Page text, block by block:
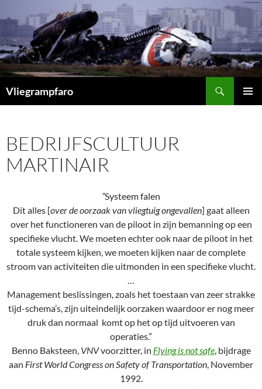
naar
inhoud
Vliegrampfaro
BEDRIJFSCULTUUR
MARTINAIR
“Systeem falen
Dit alles [over de oorzaak van vliegtuig ongevallen] gaat alleen
over het functioneren van de piloot in zijn bemanning op een
specifieke vlucht. We moeten echter ook naar de piloot in het
totale systeem kijken, we moeten kijken naar de complete
stroom van activiteiten die uitmonden in een specifieke vlucht.
…
Management beslissingen, zoals het toestaan van zeer strakke
tijd-schema’s, zijn uiteindelijk oorzaken waardoor er nog meer
druk dan normaal komt op het op tijd uitvoeren van
operaties.”
Benno Baksteen, VNVvoorzitter, in Flying is not safe, bijdrage
aan First World Congress on Safety of Transportation, November
1992.